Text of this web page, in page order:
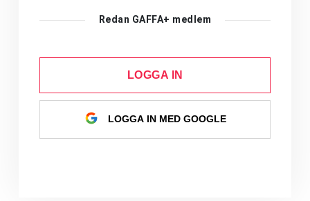
Redan GAFFA+ medlem
LOGGA IN
LOGGA IN MED GOOGLE